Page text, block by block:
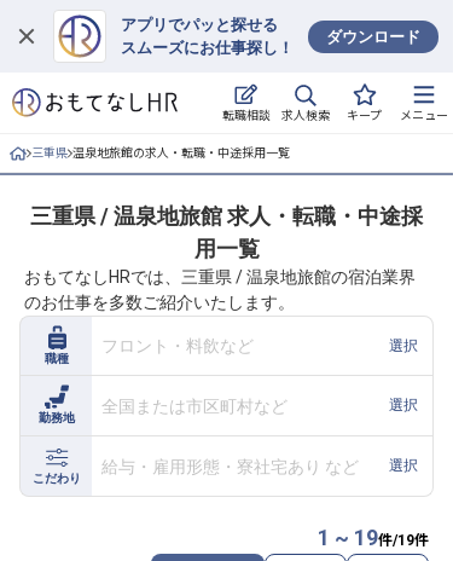
アプリでパッと探せる
スムーズにお仕事探し！
ダウンロード
転職相談 求人検索 キープ メニュー
ログイン
求人・施設を探す
就職・転職 合同説明会
おもてなしHRについて
ご利用の流れ
よくある質問
ホテル・宿泊業界情報コラム
三重県 温泉地旅館の求人・転職・中途採用一覧
三重県 / 温泉地旅館 求人・転職・中途採
用一覧
おもてなしHRでは、三重県 / 温泉地旅館の宿泊業界
のお仕事を多数ご紹介いたします。
職種
フロント・料飲など 選択
勤務地
全国または市区町村など 選択
こだわり
給与・雇用形態・寮社宅あり など 選択
1 ~ 19件/19件